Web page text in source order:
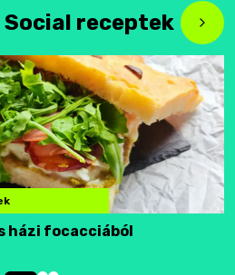
receptek
házi focacciából